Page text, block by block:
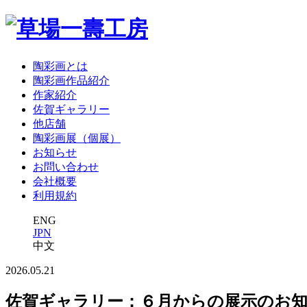
陶彩画とは
陶彩画作品紹介
作家紹介
佐賀ギャラリー
他店舗
陶彩画展（個展）
お知らせ
お問い合わせ
会社概要
利用規約
ENG
JPN
中文
2026.05.21
佐賀ギャラリー：６月からの展示のお